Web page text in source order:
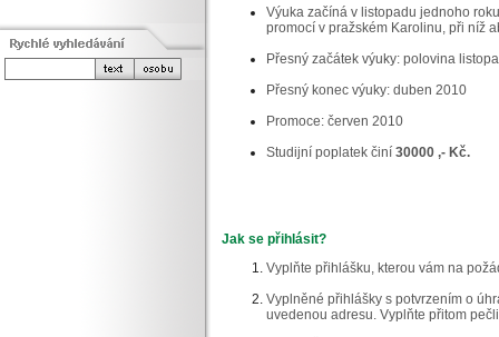
Výuka začíná v listopadu jednoho
promocí v pražském Karolinu, při níž
Přesný začátek výuky: polovina
Přesný konec výuky: duben 2010
Promoce: červen 2010
Studijní poplatek činí 30000 ,- Kč.
Jak se přihlásit?
Vyplňte přihlášku, kterou vám na
Vyplněné přihlášky s potvrzením o
uvedenou adresu. Vyplňte přitom